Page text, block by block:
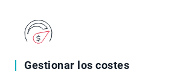
Gestionar los costes